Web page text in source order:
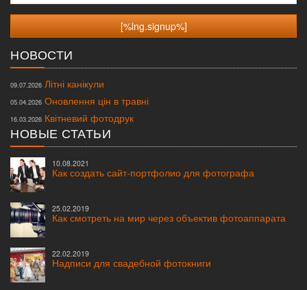
НОВОСТИ
09.07.2026 Літні канікули
05.04.2026 Оновлення цін в травні
16.03.2026 Квітневий фотодрук
НОВЫЕ СТАТЬИ
10.08.2021
Как создать сайт-портфолио для фотографа
25.02.2019
Как смотреть на мир через объектив фотоаппарата
22.02.2019
Надписи для свадебной фотокниги